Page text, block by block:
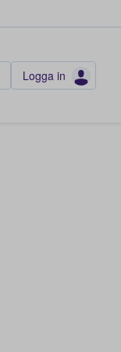
Logga in